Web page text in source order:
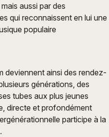
aussi par des
qui reconnaissent en lui une
populaire
deviennent ainsi des rendez-
générations, des
tubes aux plus jeunes
directe et profondément
participe à la